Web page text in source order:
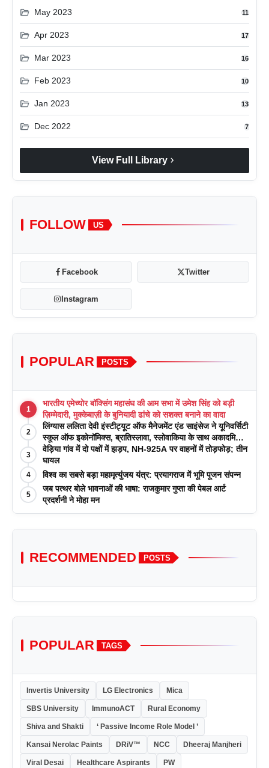
folder_open May 2023 11
folder_open Apr 2023 17
folder_open Mar 2023 16
folder_open Feb 2023 10
folder_open Jan 2023 13
folder_open Dec 2022 7
View Full Library chevron_right
FOLLOW US
Facebook Twitter
Instagram
POPULAR POSTS
1
भारतीय एमेच्योर बॉक्सिंग महासंघ की आम सभा में उमेश सिंह को बड़ी
ज़िम्मेदारी, मुक्केबाज़ी के बुनियादी ढांचे को सशक्त बनाने का वादा
2
लिंग्यास ललिता देवी इंस्टीट्यूट ऑफ मैनेजमेंट एंड साइंसेज ने यूनिवर्सिटी
स्कूल ऑफ इकोनॉमिक्स, ब्रातिस्लावा, स्लोवाकिया के साथ अकादमिक
पत्रिकाओं में प्रकाशन रणनीतियों पर एक दिवसीय कार्यशाला का
आयोजन किया
3
वेड़िया गांव में दो पक्षों में झड़प, NH-925A पर वाहनों में तोड़फोड़; तीन
घायल
4 विश्व का सबसे बड़ा महामृत्युंजय यंत्र: प्रयागराज में भूमि पूजन संपन्न
5
जब पत्थर बोले भावनाओं की भाषा: राजकुमार गुप्ता की पेबल आर्ट
प्रदर्शनी ने मोहा मन
RECOMMENDED POSTS
POPULAR TAGS
Invertis University LG Electronics Mica
SBS University ImmunoACT Rural Economy
Shiva and Shakti ‘ Passive Income Role Model ’
Kansai Nerolac Paints DRiV™ NCC Dheeraj Manjheri
Viral Desai Healthcare Aspirants PW